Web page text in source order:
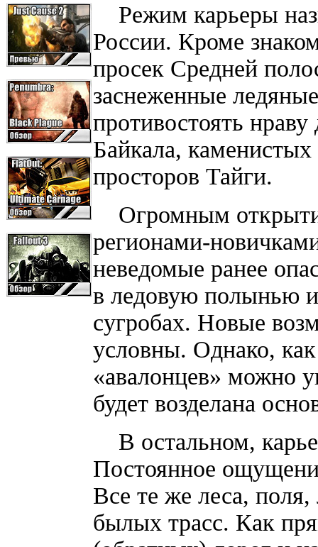
Режим карьеры
России. Кроме
просек Средней
заснеженные
противостоять
Байкала,
просторов Тайги.
Огромным
регионами-
неведомые ранее
в ледовую полынью
сугробах. Новые
условны. Однако, как
«авалонцев» можно
будет возделана
В остальном,
Постоянное
Все те же леса,
былых трасс. Как